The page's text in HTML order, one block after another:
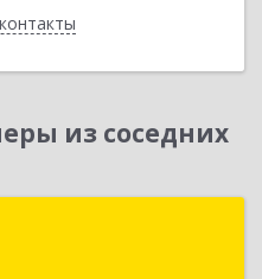
из соседних